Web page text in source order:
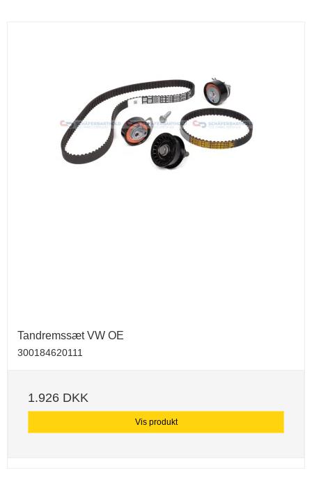
Tandremssæt VW OE
300184620111
1.926 DKK
Vis produkt